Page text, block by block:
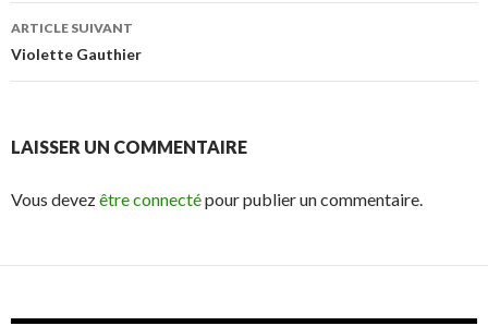
des
articles
ARTICLE SUIVANT
Violette Gauthier
LAISSER UN COMMENTAIRE
Vous devezêtre connectépour publier un commentaire.